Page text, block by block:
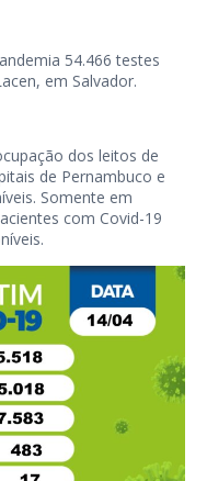
54.466 testes
em Salvador.
dos leitos de
de Pernambuco e
Somente em
com Covid-19